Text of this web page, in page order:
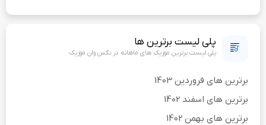
پلی لیست برترین ها
پلی لیست برترین موزیک های ماهانه در نگس وان موزیک
برترین های فروردین 1403
برترین های اسفند 1402
برترین های بهمن 1402